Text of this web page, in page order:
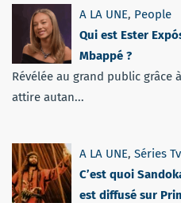
A LA UNE, People
Qui est Ester
Mbappé ?
Révélée au grand public grâce
attire autan...
A LA UNE, Séries Tv
C’est quoi
est diffusé sur